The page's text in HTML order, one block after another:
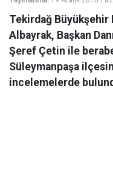
Tekirdağ Büyükşehir
Albayrak, Başkan
Şeref Çetin ile
Süleymanpaşa
incelemelerde